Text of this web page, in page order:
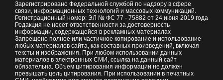
Зарегистрировано Федеральной службой по надзору в сфере
связи, информационных технологий и массовых коммуникаций.
Регистрационный номер: ЭЛ № ФС 77 - 75882 от 24 июня 2019 года
Редакция не несет ответственности за достоверность
информации, содержащейся в рекламных материалах
Запрещено полное или частичное копирование и использование
любых материалов сайта, как составных произведений, включая
тексты и изображения. При любом использовании данных
материалов в электронных СМИ, ссылка на данный сайт
обязательна. Объем цитирования информации не должен
превышать цель цитирования. При использовании в печатных